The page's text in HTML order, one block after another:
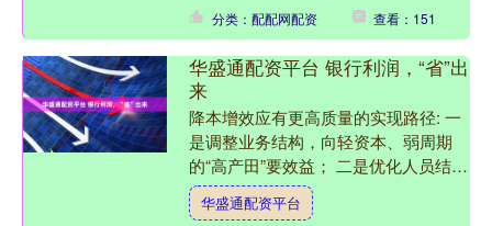
分类：配配网配资 查看：151
华盛通配资平台 银行利润，“省”出
来
降本增效应有更高质量的实现路径: 一
是调整业务结构，向轻资本、弱周期
的“高产田”要效益； 二是优化人员结
构，让人力资源效能成为“第一利润
源”； 三是积极拥抱数字....
华盛通配资平台